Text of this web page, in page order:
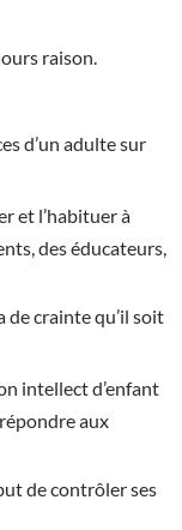
raison.
d’un adulte sur
et l’habituer à
des éducateurs,
de crainte qu’il soit
intellect d’enfant
aux
de contrôler ses